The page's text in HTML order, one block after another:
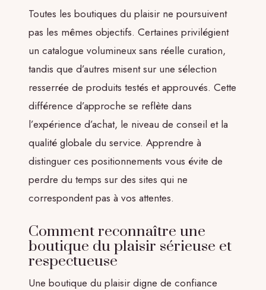
Toutes les boutiques du plaisir ne poursuivent
pas les mêmes objectifs. Certaines privilégient
un catalogue volumineux sans réelle curation,
tandis que d’autres misent sur une sélection
resserrée de produits testés et approuvés. Cette
différence d’approche se reflète dans
l’expérience d’achat, le niveau de conseil et la
qualité globale du service. Apprendre à
distinguer ces positionnements vous évite de
perdre du temps sur des sites qui ne
correspondent pas à vos attentes.
Comment reconnaître une
boutique du plaisir sérieuse et
respectueuse
Une boutique du plaisir digne de confiance